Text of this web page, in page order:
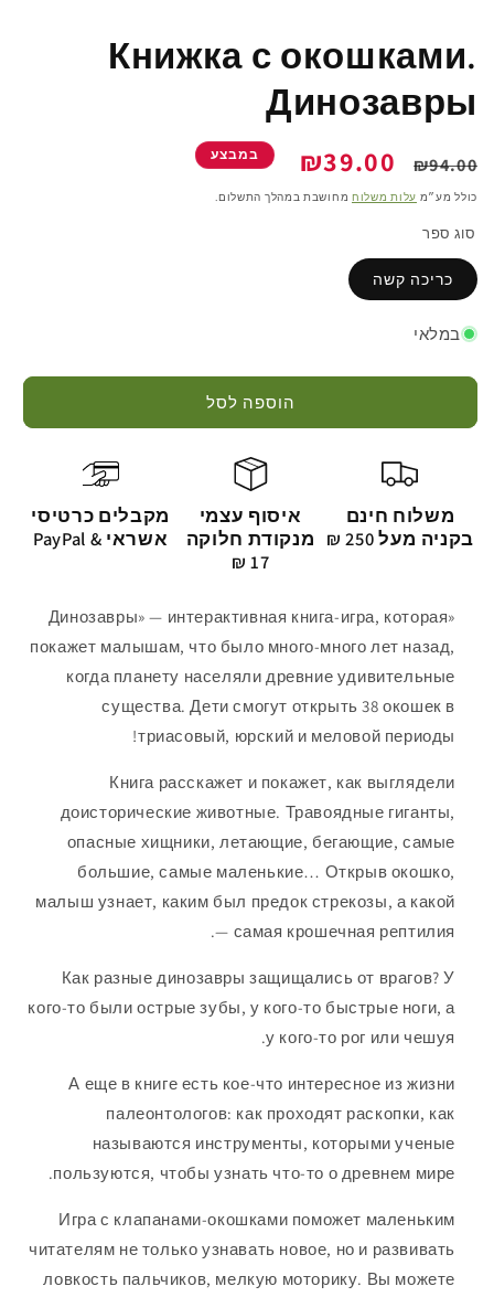
Книжка с окошками.
Динозавры
מחיר
רגיל
₪94.00
מחיר
מבצע
₪39.00 במבצע
כולל מע״מ עלות משלוח מחושבת במהלך התשלום.
סוג ספר
כריכה קשה
במלאי
הוספה לסל
משלוח חינם
בקניה מעל 250 ₪
איסוף עצמי
מנקודת חלוקה
17 ₪
מקבלים כרטיסי
אשראי & PayPal
«Динозавры»
— интерактивная книга-игра, которая
покажет малышам, что было много-много лет назад,
когда планету населяли древние удивительные
существа. Дети смогут открыть 38 окошек в
триасовый, юрский и меловой периоды!
Книга расскажет и покажет, как выглядели
доисторические животные. Травоядные гиганты,
опасные хищники, летающие, бегающие, самые
большие, самые маленькие… Открыв окошко,
малыш узнает, каким был предок стрекозы, а какой
— самая крошечная рептилия.
Как разные динозавры защищались от врагов? У
кого-то были острые зубы, у кого-то быстрые ноги, а
у кого-то рог или чешуя.
А еще в книге есть кое-что интересное из жизни
палеонтологов: как проходят раскопки, как
называются инструменты, которыми ученые
пользуются, чтобы узнать что-то о древнем мире.
Игра с клапанами-окошками поможет маленьким
читателям не только узнавать новое, но и развивать
ловкость пальчиков, мелкую моторику. Вы можете